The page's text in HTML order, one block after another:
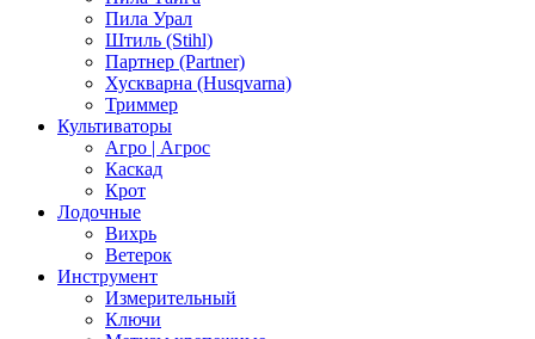
Пила Урал
Штиль (Stihl)
Партнер (Partner)
Хускварна (Husqvarna)
Триммер
Культиваторы
Агро | Агрос
Каскад
Крот
Лодочные
Вихрь
Ветерок
Инструмент
Измерительный
Ключи